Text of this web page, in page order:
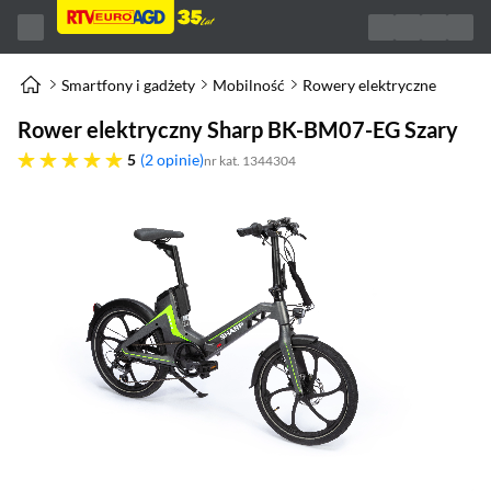
Smartfony i gadżety Mobilność Rowery elektryczne
Rower elektryczny Sharp BK-BM07-EG Szary
5
pięć gwiazdek 2 opinie nr kat. 1344304